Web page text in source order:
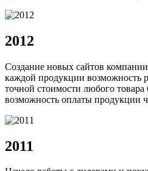
2012
Создание новых сайтов
каждой продукции возможность
точной стоимости любого
возможность оплаты продукции
2011